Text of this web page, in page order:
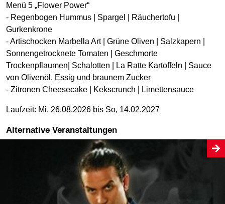
Menü 5 „Flower Power“
- Regenbogen Hummus | Spargel | Räuchertofu |
Gurkenkrone
- Artischocken Marbella Art | Grüne Oliven | Salzkapern |
Sonnengetrocknete Tomaten | Geschmorte
Trockenpflaumen| Schalotten | La Ratte Kartoffeln | Sauce
von Olivenöl, Essig und braunem Zucker
- Zitronen Cheesecake | Kekscrunch | Limettensauce
Laufzeit: Mi, 26.08.2026 bis So, 14.02.2027
Alternative Veranstaltungen